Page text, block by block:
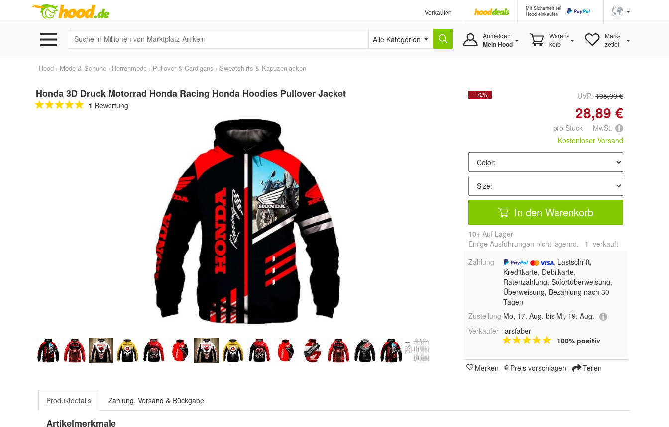
Verkaufen
Mit Sicherheit bei
Hood einkaufen
Alle Kategorien Anmelden
Mein Hood
Waren-
korb
Merk-
zettel
Hood › Mode & Schuhe › Herrenmode › Pullover & Cardigans › Sweatshirts & Kapuzenjacken
Honda 3D Druck Motorrad Honda Racing Honda Hoodies Pullover Jacket
1 Bewertung
- 72% UVP: 105,00 €
28,89 €
pro Stuck MwSt.
Kostenloser Versand
In den Warenkorb
10+ Auf Lager
Einige Ausführungen nicht lagernd. 1 verkauft
Zahlung
, Lastschrift,
Kreditkarte, Debitkarte,
Ratenzahlung, Sofortüberweisung,
Überweisung, Bezahlung nach 30
Tagen
Zustellung Mo, 17. Aug. bis Mi, 19. Aug.
Verkäufer larsfaber
100% positiv
Merken Preis vorschlagen Teilen
Produktdetails Zahlung, Versand & Rückgabe
Artikelmerkmale